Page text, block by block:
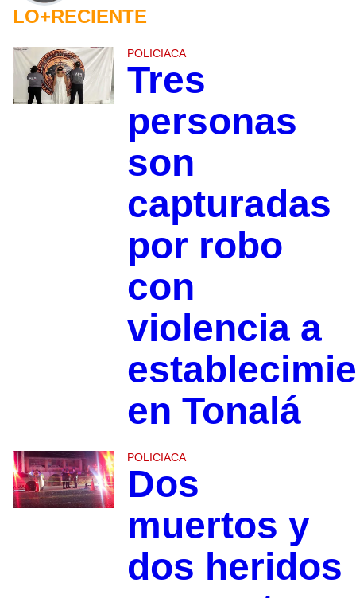
LO+RECIENTE
POLICIACA
Tres
personas
son
capturadas
por robo
con
violencia a
en Tonalá
POLICIACA
Dos
muertos y
dos heridos